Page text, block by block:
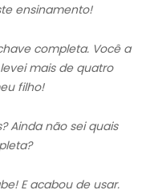
ensinamento!
completa. Você a
mais de quatro
filho!
Ainda não sei quais
E acabou de usar.